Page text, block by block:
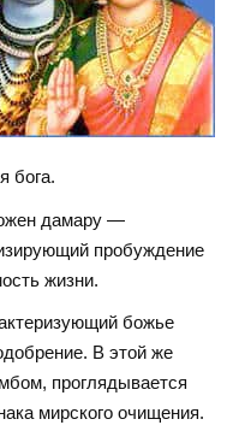
бога.
дамару —
пробуждение
жизни.
божье
В этой же
проглядывается
мирского очищения.